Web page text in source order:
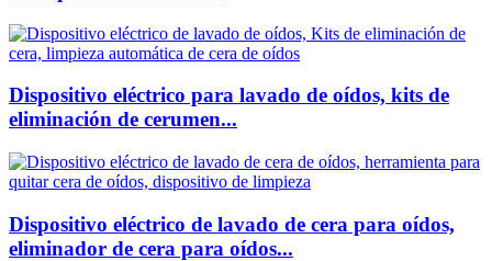
Dispositivo eléctrico para lavado de oídos, kits de
eliminación de cerumen...
Dispositivo eléctrico de lavado de cera para oídos,
eliminador de cera para oídos...